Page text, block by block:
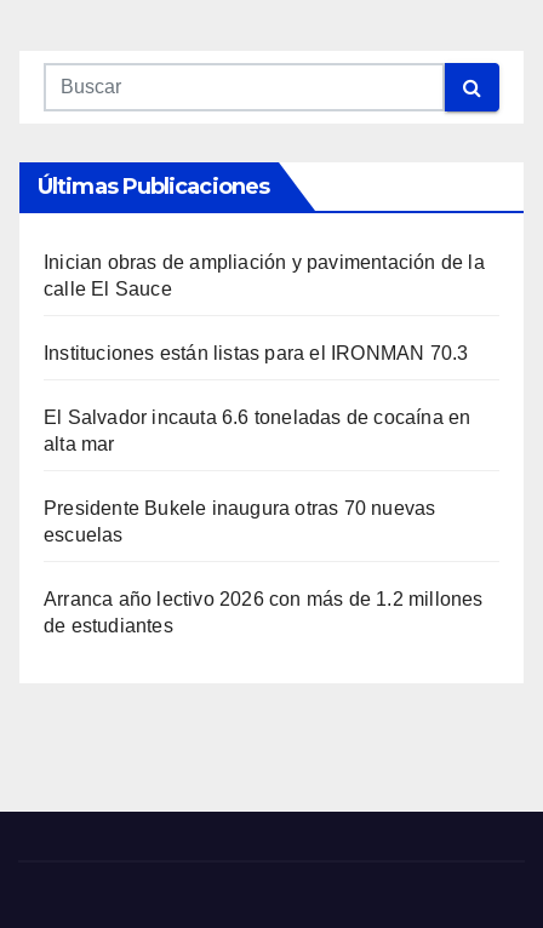
Últimas Publicaciones
Inician obras de ampliación y pavimentación de la
calle El Sauce
Instituciones están listas para el IRONMAN 70.3
El Salvador incauta 6.6 toneladas de cocaína en
alta mar
Presidente Bukele inaugura otras 70 nuevas
escuelas
Arranca año lectivo 2026 con más de 1.2 millones
de estudiantes